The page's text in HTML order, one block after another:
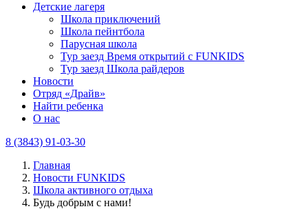
Детские лагеря
Школа приключений
Школа пейнтбола
Парусная школа
Тур заезд Время открытий с FUNKIDS
Тур заезд Школа райдеров
Новости
Отряд «Драйв»
Найти ребенка
О нас
8 (3843) 91-03-30
Главная
Новости FUNKIDS
Школа активного отдыха
Будь добрым с нами!